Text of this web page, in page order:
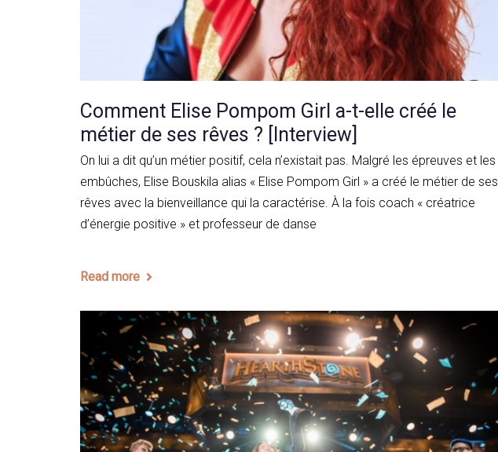
Comment Elise Pompom Girl a-t-elle créé le
métier de ses rêves ? [Interview]
On lui a dit qu’un métier positif, cela n’existait pas. Malgré les épreuves et les
embûches, Elise Bouskila alias « Elise Pompom Girl » a créé le métier de ses
rêves avec la bienveillance qui la caractérise. À la fois coach « créatrice
d’énergie positive » et professeur de danse
Read more